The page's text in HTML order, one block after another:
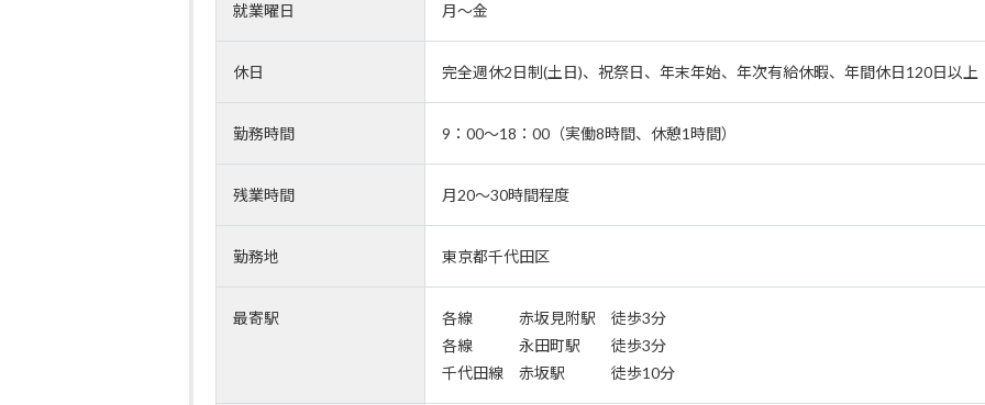
就業曜日 月～金
休日 完全週休2日制(土日)、祝祭日、年末年始、年次有給休暇、年間休日120日以上
勤務時間 9：00～18：00（実働8時間、休憩1時間）
残業時間 月20～30時間程度
勤務地 東京都千代田区
最寄駅
各線 赤坂見附駅 徒歩3分
各線 永田町駅 徒歩3分
千代田線 赤坂駅 徒歩10分